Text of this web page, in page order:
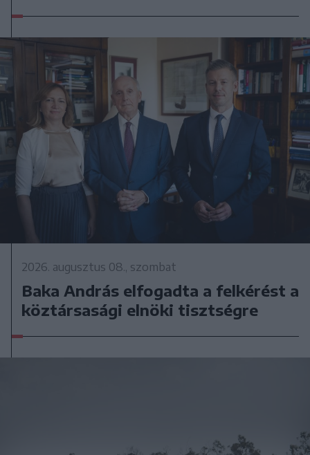
2026. augusztus 08., szombat
Baka András elfogadta a felkérést a
köztársasági elnöki tisztségre